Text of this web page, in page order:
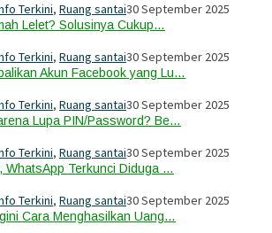
Terkini, Ruang santai30 September 2025
Lelet? Solusinya Cukup…
Terkini, Ruang santai30 September 2025
Akun Facebook yang Lu…
Terkini, Ruang santai30 September 2025
Lupa PIN/Password? Be…
Terkini, Ruang santai30 September 2025
WhatsApp Terkunci Diduga …
Terkini, Ruang santai30 September 2025
Cara Menghasilkan Uang…